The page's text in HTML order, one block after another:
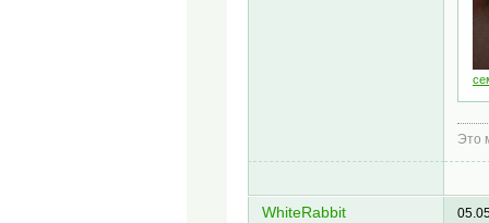
Это
WhiteRabbit